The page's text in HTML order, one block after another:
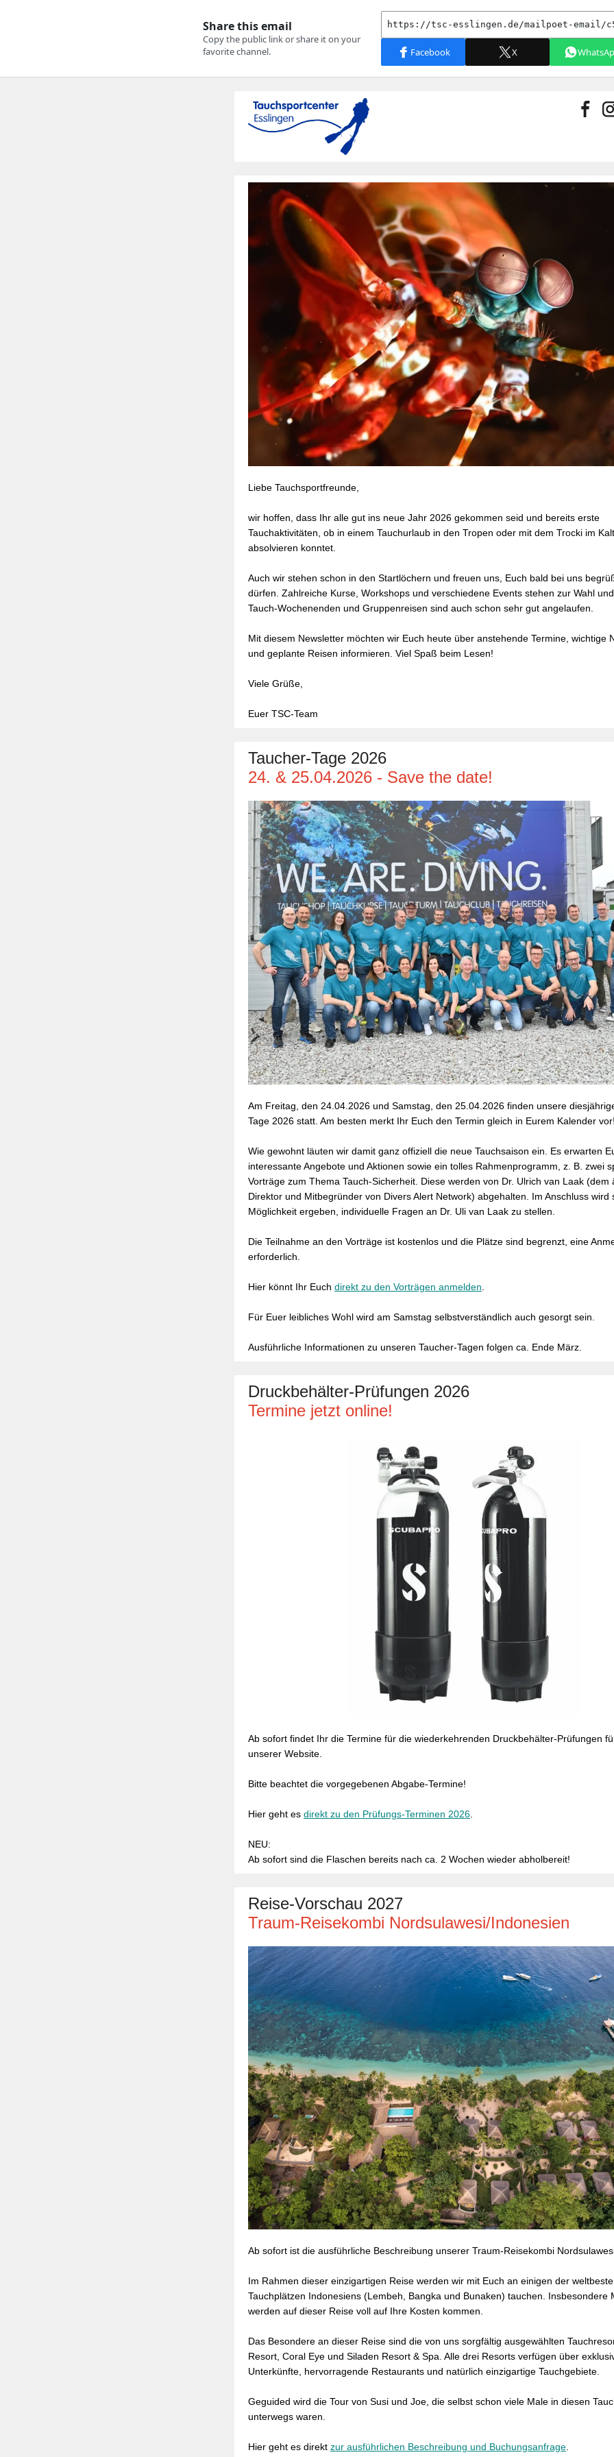
Liebe Tauchsportfreunde,
wir hoffen, dass Ihr alle gut ins neue Jahr 2026 gekommen seid und bereits erste
Tauchaktivitäten, ob in einem Tauchurlaub in den Tropen oder mit dem Trocki im
absolvieren konntet.
Auch wir stehen schon in den Startlöchern und freuen uns, Euch bald bei uns
dürfen. Zahlreiche Kurse, Workshops und verschiedene Events stehen zur Wahl
Tauch-Wochenenden und Gruppenreisen sind auch schon sehr gut angelaufen.
Mit diesem Newsletter möchten wir Euch heute über anstehende Termine, wichtige
und geplante Reisen informieren. Viel Spaß beim Lesen!
Viele Grüße,
Euer TSC-Team
Taucher-Tage 2026
24. & 25.04.2026 - Save the date!
Am Freitag, den 24.04.2026 und Samstag, den 25.04.2026 finden unsere
Tage 2026 statt. Am besten merkt Ihr Euch den Termin gleich in Eurem Kalender vor!
Wie gewohnt läuten wir damit ganz offiziell die neue Tauchsaison ein. Es erwarten
interessante Angebote und Aktionen sowie ein tolles Rahmenprogramm, z. B. zwei
Vorträge zum Thema Tauch-Sicherheit. Diese werden von Dr. Ulrich van Laak (dem
Direktor und Mitbegründer von Divers Alert Network) abgehalten. Im Anschluss wird
Möglichkeit ergeben, individuelle Fragen an Dr. Uli van Laak zu stellen.
Die Teilnahme an den Vorträge ist kostenlos und die Plätze sind begrenzt, eine
erforderlich.
Hier könnt Ihr Euch direkt zu den Vorträgen anmelden
Für Euer leibliches Wohl wird am Samstag selbstverständlich auch gesorgt sein.
Ausführliche Informationen zu unseren Taucher-Tagen folgen ca. Ende März.
Druckbehälter-Prüfungen 2026
Termine jetzt online!
Ab sofort findet Ihr die Termine für die wiederkehrenden Druckbehälter-Prüfungen
unserer Website.
Bitte beachtet die vorgegebenen Abgabe-Termine!
Hier geht es direkt zu den Prüfungs-Terminen 2026
NEU:
Ab sofort sind die Flaschen bereits nach ca. 2 Wochen wieder abholbereit!
Reise-Vorschau 2027
Traum-Reisekombi Nordsulawesi/Indonesien
Ab sofort ist die ausführliche Beschreibung unserer Traum-Reisekombi
Im Rahmen dieser einzigartigen Reise werden wir mit Euch an einigen der
Tauchplätzen Indonesiens (Lembeh, Bangka und Bunaken) tauchen. Insbesondere
werden auf dieser Reise voll auf Ihre Kosten kommen.
Das Besondere an dieser Reise sind die von uns sorgfältig ausgewählten
Resort, Coral Eye und Siladen Resort & Spa. Alle drei Resorts verfügen über
Unterkünfte, hervorragende Restaurants und natürlich einzigartige Tauchgebiete.
Geguided wird die Tour von Susi und Joe, die selbst schon viele Male in diesen
unterwegs waren.
Hier geht es direkt zur ausführlichen Beschreibung und Buchungsanfrage